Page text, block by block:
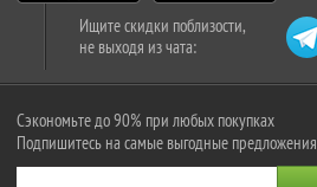
Ищите скидки поблизости,
не выходя из чата:
Сэкономьте до 90% при любых покупках
Подпишитесь на самые выгодные предложения